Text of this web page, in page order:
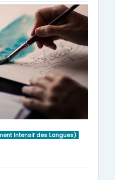
Intensif des Langues)